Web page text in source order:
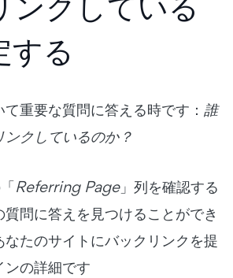
する
重要な質問に答える時です： 誰
クしているのか？
Referring Page」列を確認する
問に答えを見つけることができ
なたのサイトにバックリンクを提
の詳細です